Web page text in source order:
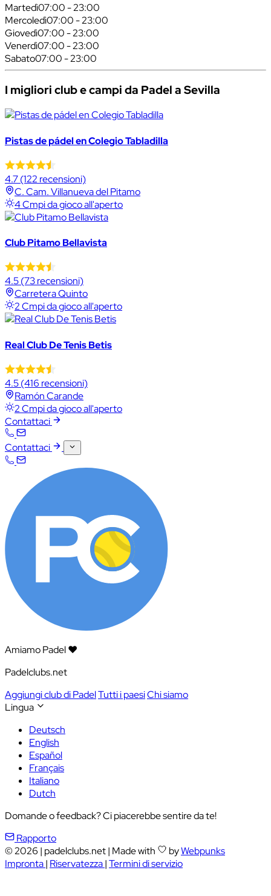
Martedì07:00 - 23:00
Mercoledì07:00 - 23:00
Giovedì07:00 - 23:00
Venerdì07:00 - 23:00
Sabato07:00 - 23:00
I migliori club e campi da Padel a Sevilla
Pistas de pádel en Colegio Tabladilla
4.7(122 recensioni)
C. Cam. Villanueva del Pitamo
4 Cmpi da gioco all'aperto
Club Pitamo Bellavista
4.5(73 recensioni)
Carretera Quinto
2 Cmpi da gioco all'aperto
Real Club De Tenis Betis
4.5(416 recensioni)
Ramón Carande
2 Cmpi da gioco all'aperto
Contattaci
Contattaci
Amiamo Padel ❤️
Padelclubs.net
Aggiungi club di PadelTutti i paesiChi siamo
Lingua
Deutsch
English
Español
Français
Italiano
Dutch
Domande o feedback? Ci piacerebbe sentire da te!
Rapporto
© 2026 | padelclubs.net| Made with byWebpunks
Impronta| Riservatezza|Termini di servizio